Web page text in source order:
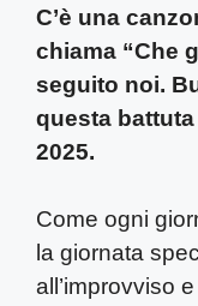
C’è una
chiama “Che
seguito noi.
questa
2025.
Come ogni
la giornata
all’improvviso